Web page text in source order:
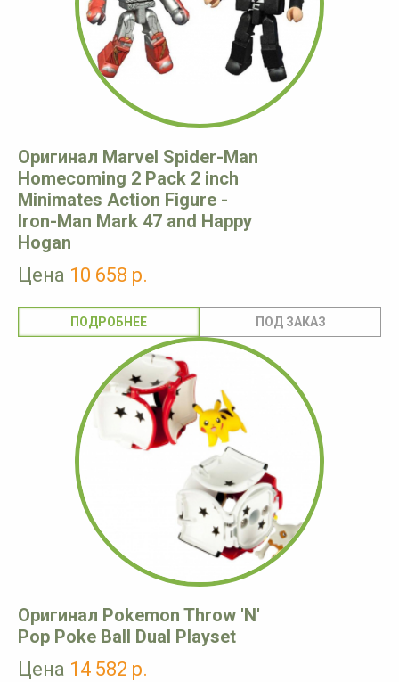
Оригинал Marvel Spider-Man
Homecoming 2 Pack 2 inch
Minimates Action Figure -
Iron-Man Mark 47 and Happy
Hogan
Цена 10 658 р.
ПОДРОБНЕЕ
Оригинал Pokemon Throw 'N'
Pop Poke Ball Dual Playset
Цена 14 582 р.